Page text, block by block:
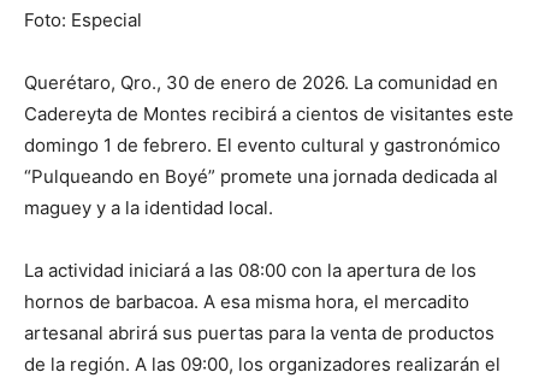
Foto: Especial
Querétaro, Qro., 30 de enero de 2026. La comunidad en
Cadereyta de Montes recibirá a cientos de visitantes este
domingo 1 de febrero. El evento cultural y gastronómico
“Pulqueando en Boyé” promete una jornada dedicada al
maguey y a la identidad local.
La actividad iniciará a las 08:00 con la apertura de los
hornos de barbacoa. A esa misma hora, el mercadito
artesanal abrirá sus puertas para la venta de productos
de la región. A las 09:00, los organizadores realizarán el